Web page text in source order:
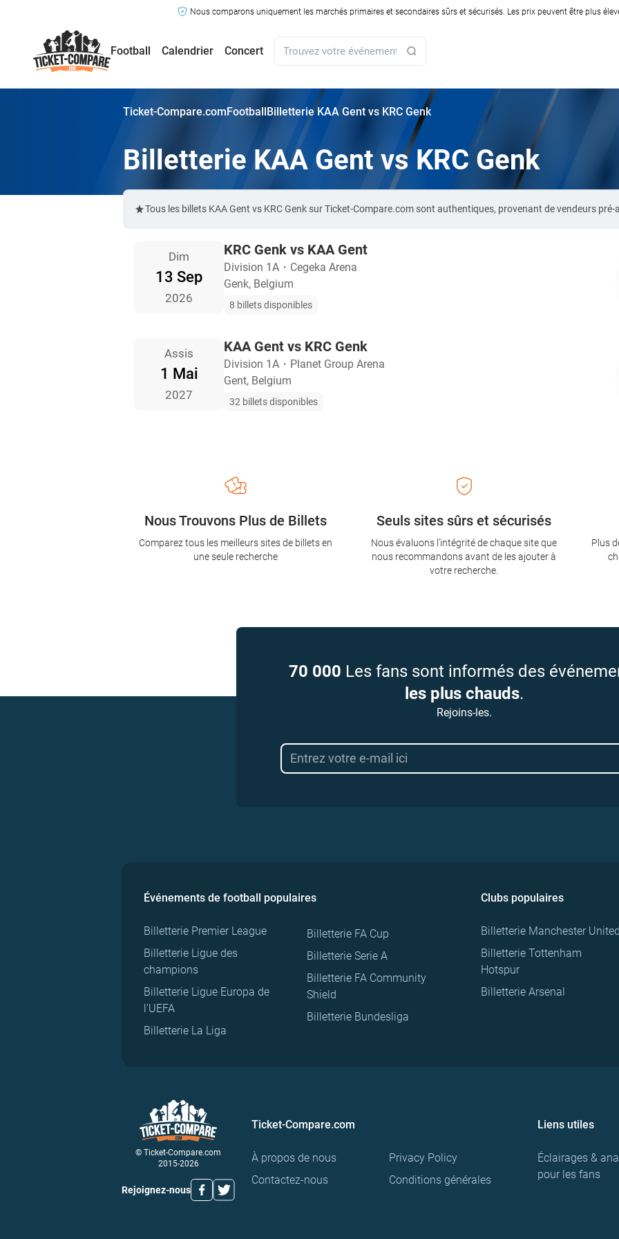
Nous comparons uniquement les marchés primaires et secondaires sûrs et sécurisés. Les prix peuvent être plus
Football Calendrier Concert
Ticket-Compare.comFootballBilletterie KAA Gent vs KRC Genk
Billetterie KAA Gent vs KRC Genk
Tous les billets KAA Gent vs KRC Genk sur Ticket-Compare.com sont authentiques, provenant de vendeurs
Dim
13 Sep
2026
KRC Genk vs KAA Gent
Division 1A ・ Cegeka Arena
Genk, Belgium
8 billets disponibles
Assis
1 Mai
2027
KAA Gent vs KRC Genk
Division 1A ・ Planet Group Arena
Gent, Belgium
32 billets disponibles
Seuls sites sûrs et sécurisés
Nous évaluons l'intégrité de chaque site que
nous recommandons avant de les ajouter à
votre recherche.
Nous Trouvons Plus de Billets
Comparez tous les meilleurs sites de billets en
une seule recherche
Plus
70 000 Les fans sont informés des
les plus chauds.
Rejoins-les.
Événements de football populaires
Billetterie Premier League
Billetterie Ligue des
champions
Billetterie Ligue Europa de
l'UEFA
Billetterie La Liga
Billetterie FA Cup
Billetterie Serie A
Billetterie FA Community
Shield
Billetterie Bundesliga
Clubs populaires
Billetterie Manchester
Billetterie Tottenham
Hotspur
Billetterie Arsenal
© Ticket-Compare.com
2015-2026
Rejoignez-nous
Ticket-Compare.com
À propos de nous
Contactez-nous
Privacy Policy
Conditions générales
Liens utiles
Éclairages &
pour les fans